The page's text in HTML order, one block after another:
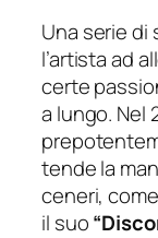
Una serie
l’artista ad
certe
a lungo. Nel
tende la
ceneri,
il suo